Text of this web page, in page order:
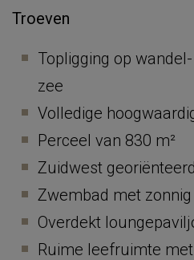
Troeven
Topligging op
zee
Volledige
Perceel van 830 m²
Zuidwest
Zwembad met
Overdekt
Ruime leefruimte